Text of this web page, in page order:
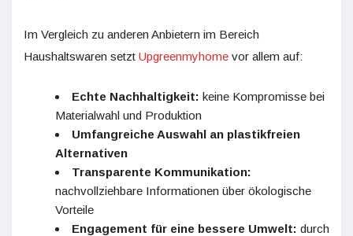
Im Vergleich zu anderen Anbietern im Bereich
Haushaltswaren setzt Upgreenmyhome vor allem auf:
Echte Nachhaltigkeit: keine Kompromisse bei
Materialwahl und Produktion
Umfangreiche Auswahl an plastikfreien
Alternativen
Transparente Kommunikation:
nachvollziehbare Informationen über ökologische
Vorteile
Engagement für eine bessere Umwelt: durch